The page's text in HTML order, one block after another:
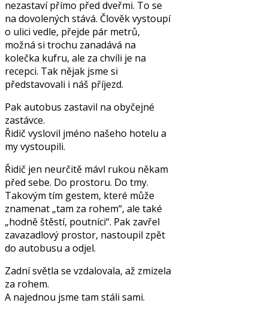
nezastaví přímo před dveřmi. To se
na dovolených stává. Člověk vystoupí
o ulici vedle, přejde pár metrů,
možná si trochu zanadává na
kolečka kufru, ale za chvíli je na
recepci. Tak nějak jsme si
představovali i náš příjezd.
Pak autobus zastavil na obyčejné
zastávce.
Řidič vyslovil jméno našeho hotelu a
my vystoupili.
Řidič jen neurčitě mávl rukou někam
před sebe. Do prostoru. Do tmy.
Takovým tím gestem, které může
znamenat „tam za rohem“, ale také
„hodně štěstí, poutníci“. Pak zavřel
zavazadlový prostor, nastoupil zpět
do autobusu a odjel.
Zadní světla se vzdalovala, až zmizela
za rohem.
A najednou jsme tam stáli sami.